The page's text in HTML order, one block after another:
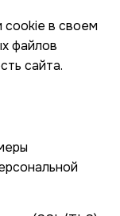
cookie в своем
файлов
сайта.